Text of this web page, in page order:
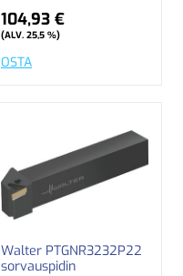
104,93 €
(ALV. 25,5 %)
OSTA
Walter PTGNR3232P22
sorvauspidin